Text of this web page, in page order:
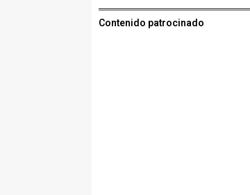
Contenido patrocinado